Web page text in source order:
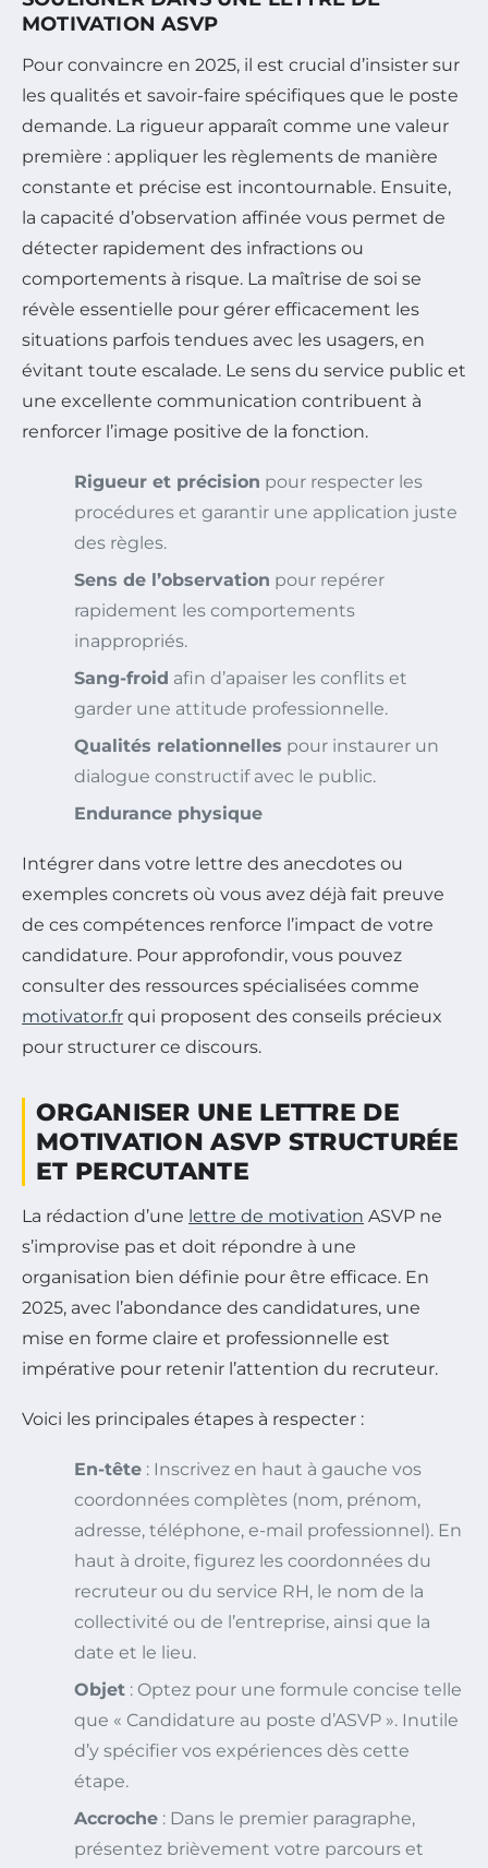
MOTIVATION ASVP
Pour convaincre en 2025, il est crucial d’insister sur
les qualités et savoir-faire spécifiques que le poste
demande. La rigueur apparaît comme une valeur
première : appliquer les règlements de manière
constante et précise est incontournable. Ensuite,
la capacité d’observation affinée vous permet de
détecter rapidement des infractions ou
comportements à risque. La maîtrise de soi se
révèle essentielle pour gérer efficacement les
situations parfois tendues avec les usagers, en
évitant toute escalade. Le sens du service public et
une excellente communication contribuent à
renforcer l’image positive de la fonction.
Rigueur et précision pour respecter les
procédures et garantir une application juste
des règles.
Sens de l’observation pour repérer
rapidement les comportements
inappropriés.
Sang-froid afin d’apaiser les conflits et
garder une attitude professionnelle.
Qualités relationnelles pour instaurer un
dialogue constructif avec le public.
Endurance physique
Intégrer dans votre lettre des anecdotes ou
exemples concrets où vous avez déjà fait preuve
de ces compétences renforce l’impact de votre
candidature. Pour approfondir, vous pouvez
consulter des ressources spécialisées comme
motivator.fr qui proposent des conseils précieux
pour structurer ce discours.
ORGANISER UNE LETTRE DE
MOTIVATION ASVP STRUCTURÉE
ET PERCUTANTE
La rédaction d’une lettre de motivation ASVP ne
s’improvise pas et doit répondre à une
organisation bien définie pour être efficace. En
2025, avec l’abondance des candidatures, une
mise en forme claire et professionnelle est
impérative pour retenir l’attention du recruteur.
Voici les principales étapes à respecter :
En-tête : Inscrivez en haut à gauche vos
coordonnées complètes (nom, prénom,
adresse, téléphone, e-mail professionnel). En
haut à droite, figurez les coordonnées du
recruteur ou du service RH, le nom de la
collectivité ou de l’entreprise, ainsi que la
date et le lieu.
Objet : Optez pour une formule concise telle
que « Candidature au poste d’ASVP ». Inutile
d’y spécifier vos expériences dès cette
étape.
Accroche : Dans le premier paragraphe,
présentez brièvement votre parcours et